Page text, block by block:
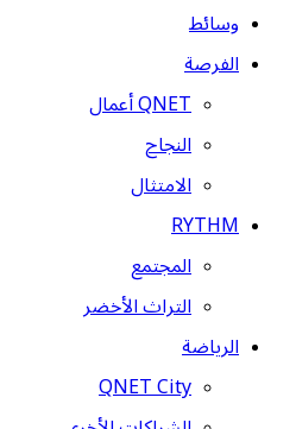
وسائط
الفرصة
QNET أعمال
النجاح
الامتثال
RYTHM
المجتمع
التراث الأخضر
الرياضة
QNET City